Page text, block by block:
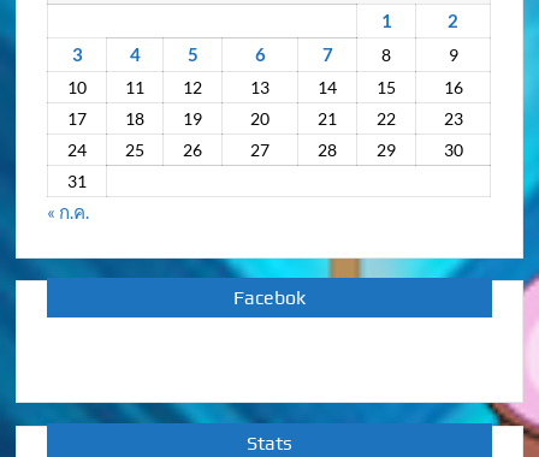
1
2
3
4 5 6 7 8
9
10
11 12 13 14 15
16
17
18 19 20 21 22
23
24
25 26 27 28 29
30
31
« ก.ค.
Facebok
Stats